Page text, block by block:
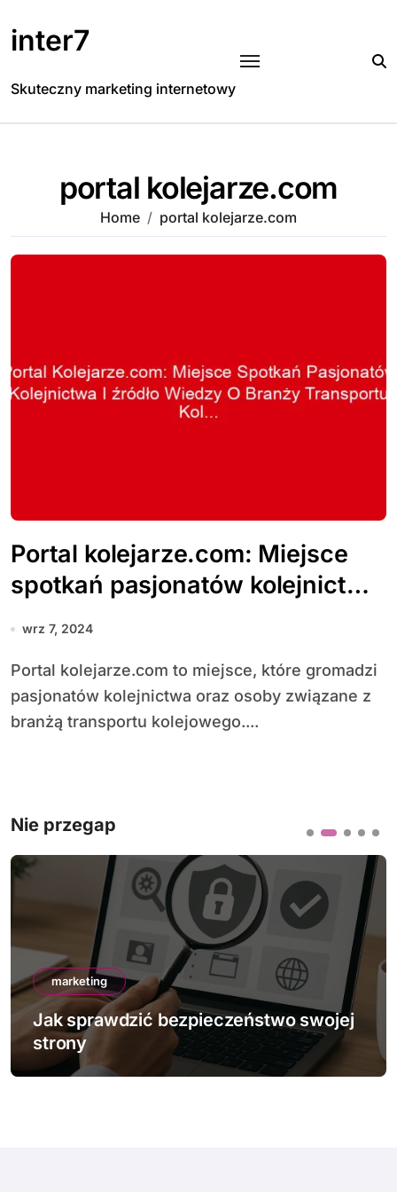
to
content
inter7
Skuteczny marketing internetowy
portal kolejarze.com
Home portal kolejarze.com
Portal kolejarze.com: Miejsce
spotkań pasjonatów kolejnictwa
i źródło wiedzy o branży
wrz 7, 2024
Portal kolejarze.com to miejsce, które gromadzi
pasjonatów kolejnictwa oraz osoby związane z
branżą transportu kolejowego....
Nie przegap
marketing
Jak sprawdzić bezpieczeństwo swojej
strony